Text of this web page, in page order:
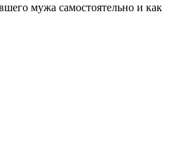
мужа самостоятельно и как